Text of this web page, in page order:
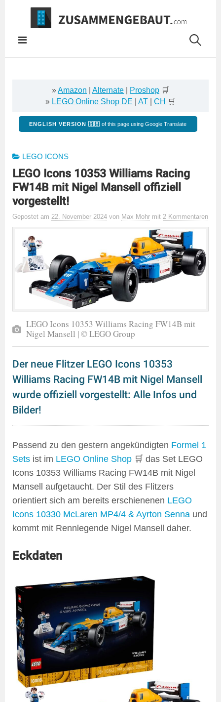
Springe
Inhalt
»Amazon Alternate Proshop 🛒
» LEGO Online Shop DE AT CH 🛒
ENGLISH VERSION 🇬🇧 of this page using Google Translate
LEGO ICONS
LEGO Icons 10353 Williams Racing
FW14B mit Nigel Mansell offiziell
vorgestellt!
Gepostet am 22. November 2024 von Max Mohr mit 2 Kommentaren
LEGO Icons 10353 Williams Racing FW14B mit
Nigel Mansell | © LEGO Group
Der neue Flitzer LEGO Icons 10353
Williams Racing FW14B mit Nigel Mansell
wurde offiziell vorgestellt: Alle Infos und
Bilder!
Passend zu den gestern angekündigten Formel 1
Sets ist im LEGO Online Shop 🛒 das Set LEGO
Icons 10353 Williams Racing FW14B mit Nigel
Mansell aufgetaucht. Der Stil des Flitzers
orientiert sich am bereits erschienenen LEGO
Icons 10330 McLaren MP4/4 & Ayrton Senna und
kommt mit Rennlegende Nigel Mansell daher.
Eckdaten